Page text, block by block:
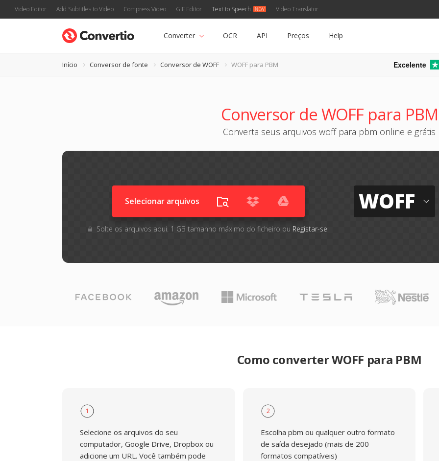
Video Editor Add Subtitles to Video Compress Video GIF Editor Text to Speech Video Translator
Converter OCR API Preços Help
Início Conversor de fonte Conversor de WOFF WOFF para PBM Excelente
Conversor de WOFF para PBM
Converta seus arquivos woff para pbm online e grátis
Selecionar arquivos
Solte os arquivos aqui. 1 GB tamanho máximo do ficheiro ou Registar-se
WOFF
Como converter WOFF para PBM
1
Selecione os arquivos do seu
computador, Google Drive, Dropbox ou
adicione um URL. Você também pode
2
Escolha pbm ou qualquer outro formato
de saída desejado (mais de 200
formatos compatíveis)